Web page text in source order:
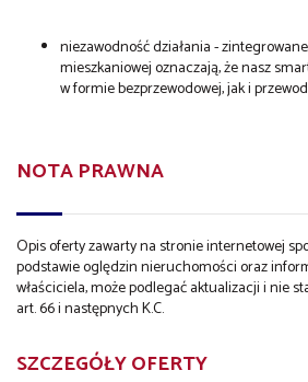
niezawodność działania -
mieszkaniowej oznaczają, że nasz
w formie bezprzewodowej, jak i
NOTA PRAWNA
Opis oferty zawarty na stronie internetowej
podstawie oględzin nieruchomości oraz
właściciela, może podlegać aktualizacji i nie
art. 66 i następnych K.C.
SZCZEGÓŁY OFERTY